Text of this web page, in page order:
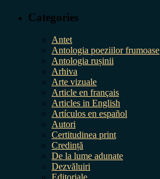
Categories
Antet
Antologia poeziilor frumoase
Antologia rușinii
Arhiva
Arte vizuale
Article en français
Articles in English
Artículos en español
Autori
Certitudinea print
Credință
De la lume adunate
Dezvăluiri